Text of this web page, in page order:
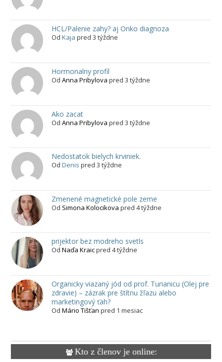
HCL/Palenie zahy? aj Onko diagnoza
Od Kaja pred 3 týždne
Hormonalny profil
Od Anna Pribylova pred 3 týždne
Ako zacat
Od Anna Pribylova pred 3 týždne
Nedostatok bielych krviniek.
Od Denis pred 3 týždne
Zmenené magnetické pole zeme
Od Simona Kolocikova pred 4 týždne
prijektor bez modreho svetls
Od Naďa Kraicpred 4 týždne
Organicky viazaný jód od prof. Turianicu (Olej pre
zdravie) – zázrak pre štítnu žľazu alebo
marketingový ťah?
Od Mário Tišťan pred 1 mesiac
Kto z členov je online: